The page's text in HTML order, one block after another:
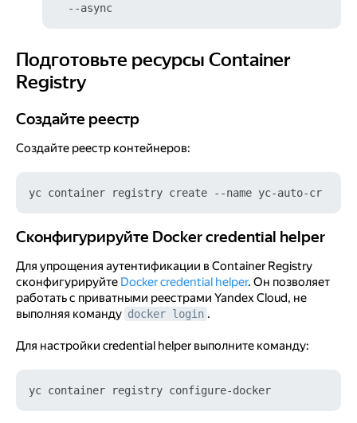
Подготовьте ресурсы Container Registry
Подготовьте ресурсы Container
Registry
Создайте реестр
Создайте реестр
Создайте реестр контейнеров:
Сконфигурируйте Docker credential helper
Сконфигурируйте Docker credential helper
Для упрощения аутентификации в Container Registry
сконфигурируйте Docker credential helper. Он позволяет
работать с приватными реестрами Yandex Cloud, не
выполняя команду docker login .
Для настройки credential helper выполните команду: